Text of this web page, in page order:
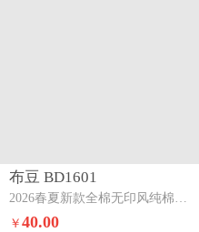
布豆 BD1601
2026春夏新款全棉无印风纯棉三四件套宽条豆沙
￥ 40.00